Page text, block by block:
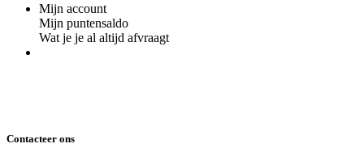
Mijn account
Mijn puntensaldo
Wat je je al altijd afvraagt
Contacteer ons